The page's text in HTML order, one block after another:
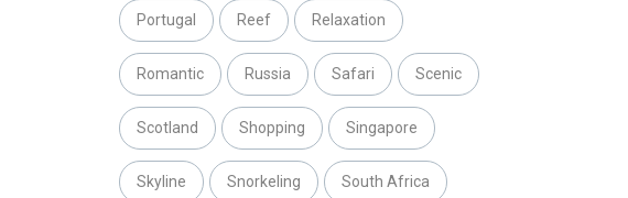
Portugal Reef Relaxation
Romantic Russia Safari Scenic
Scotland Shopping Singapore
Skyline Snorkeling South Africa